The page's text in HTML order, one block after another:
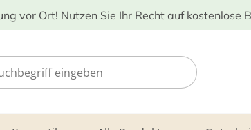
vor Ort! Nutzen Sie Ihr Recht auf kostenlose